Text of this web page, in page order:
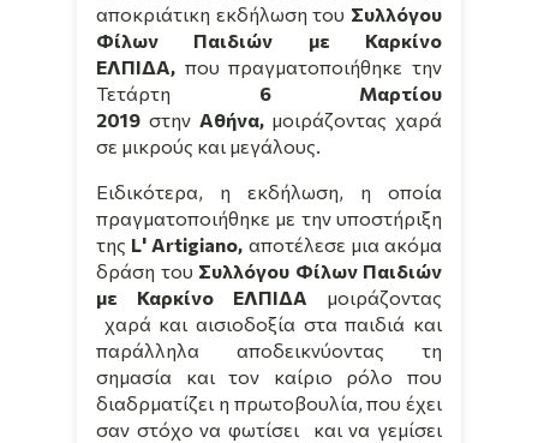
αποκριάτικη εκδήλωση του Συλλόγου
Φίλων Παιδιών με Καρκίνο
ΕΛΠΙΔΑ, που πραγματοποιήθηκε την
Τετάρτη 6 Μαρτίου
2019 στην Αθήνα, μοιράζοντας χαρά
σε μικρούς και μεγάλους.
Ειδικότερα, η εκδήλωση, η οποία
πραγματοποιήθηκε με την υποστήριξη
της L' Artigiano, αποτέλεσε μια ακόμα
δράση του Συλλόγου Φίλων Παιδιών
με Καρκίνο ΕΛΠΙΔΑ μοιράζοντας
χαρά και αισιοδοξία στα παιδιά και
παράλληλα αποδεικνύοντας τη
σημασία και τον καίριο ρόλο που
διαδρματίζει η πρωτοβουλία, που έχει
σαν στόχο να φωτίσει και να γεμίσει